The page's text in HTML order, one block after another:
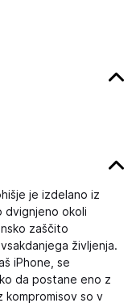
je izdelano iz
dvignjeno okoli
zaščito
življenja.
iPhone, se
da postane eno z
so v